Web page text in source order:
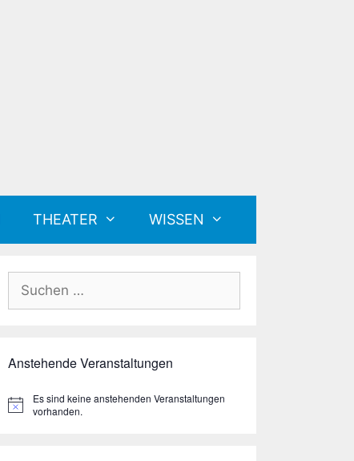
THEATER WISSEN
Suchen
nach:
Anstehende Veranstaltungen
H
Es sind keine anstehenden Veranstaltungen
vorhanden.